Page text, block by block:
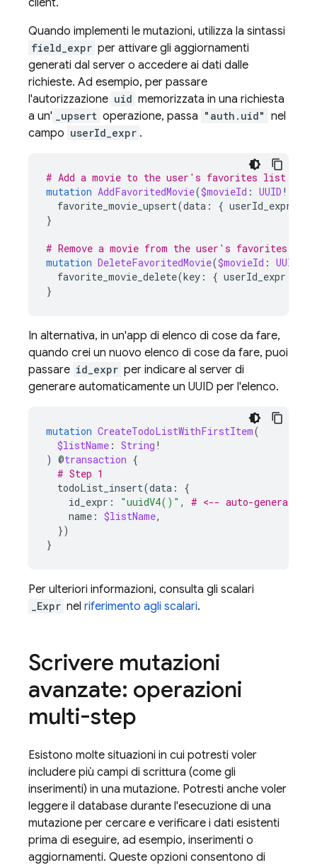
client.
Quando implementi le mutazioni, utilizza la sintassi
field_expr per attivare gli aggiornamenti
generati dal server o accedere ai dati dalle
richieste. Ad esempio, per passare
l'autorizzazione uid memorizzata in una richiesta
a un'
_upsert operazione, passa "auth.uid" nel
campo userId_expr .
# Add a movie to the user's favorites list
mutation AddFavoritedMovie($movieId : UUID !)
favorite_movie_upsert(data : { userId_expr
}
# Remove a movie from the user's favorites list
mutation DeleteFavoritedMovie($movieId : UUID
favorite_movie_delete(key : { userId_expr
}
In alternativa, in un'app di elenco di cose da fare,
quando crei un nuovo elenco di cose da fare, puoi
passare id_expr per indicare al server di
generare automaticamente un UUID per l'elenco.
mutation CreateTodoListWithFirstItem(
$listName : String !
) @transaction {
# Step 1
todoList_insert(data :
{
id_expr : "uuidV4()" ,
# <-- auto-
name : $listName,
})
}
Per ulteriori informazioni, consulta gli scalari
_Expr nel riferimento agli scalari.
Scrivere mutazioni
avanzate: operazioni
multi-step
Esistono molte situazioni in cui potresti voler
includere più campi di scrittura (come gli
inserimenti) in una mutazione. Potresti anche voler
leggere il database durante l'esecuzione di una
mutazione per cercare e verificare i dati esistenti
prima di eseguire, ad esempio, inserimenti o
aggiornamenti. Queste opzioni consentono di